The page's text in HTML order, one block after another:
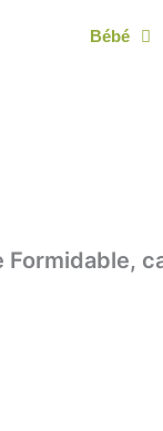
Bébé
Formidable,